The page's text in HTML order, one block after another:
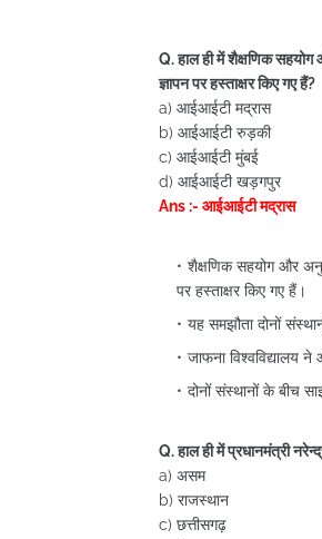
Q. हाल ही में शैक्षणिक
ज्ञापन पर हस्ताक्षर किए गए हैं?
a) आईआईटी मद्रास
b) आईआईटी रुड़की
c) आईआईटी मुंबई
d) आईआईटी खड़गपुर
Ans :- आईआईटी मद्रास
शैक्षणिक सहयोग और
पर हस्ताक्षर किए गए हैं।
यह समझौता दोनों
जाफना विश्वविद्यालय
दोनों संस्थानों के बीच
Q. हाल ही में प्रधानमंत्री
a) असम
b) राजस्थान
c) छत्तीसगढ़